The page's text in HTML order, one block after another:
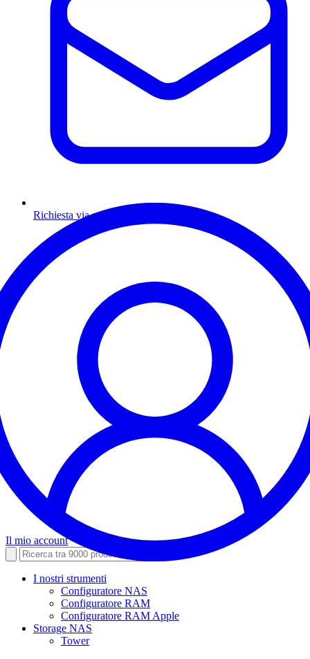
Richiesta via email
Il mio account
I nostri strumenti
Configuratore NAS
Configuratore RAM
Configuratore RAM Apple
Storage NAS
Tower